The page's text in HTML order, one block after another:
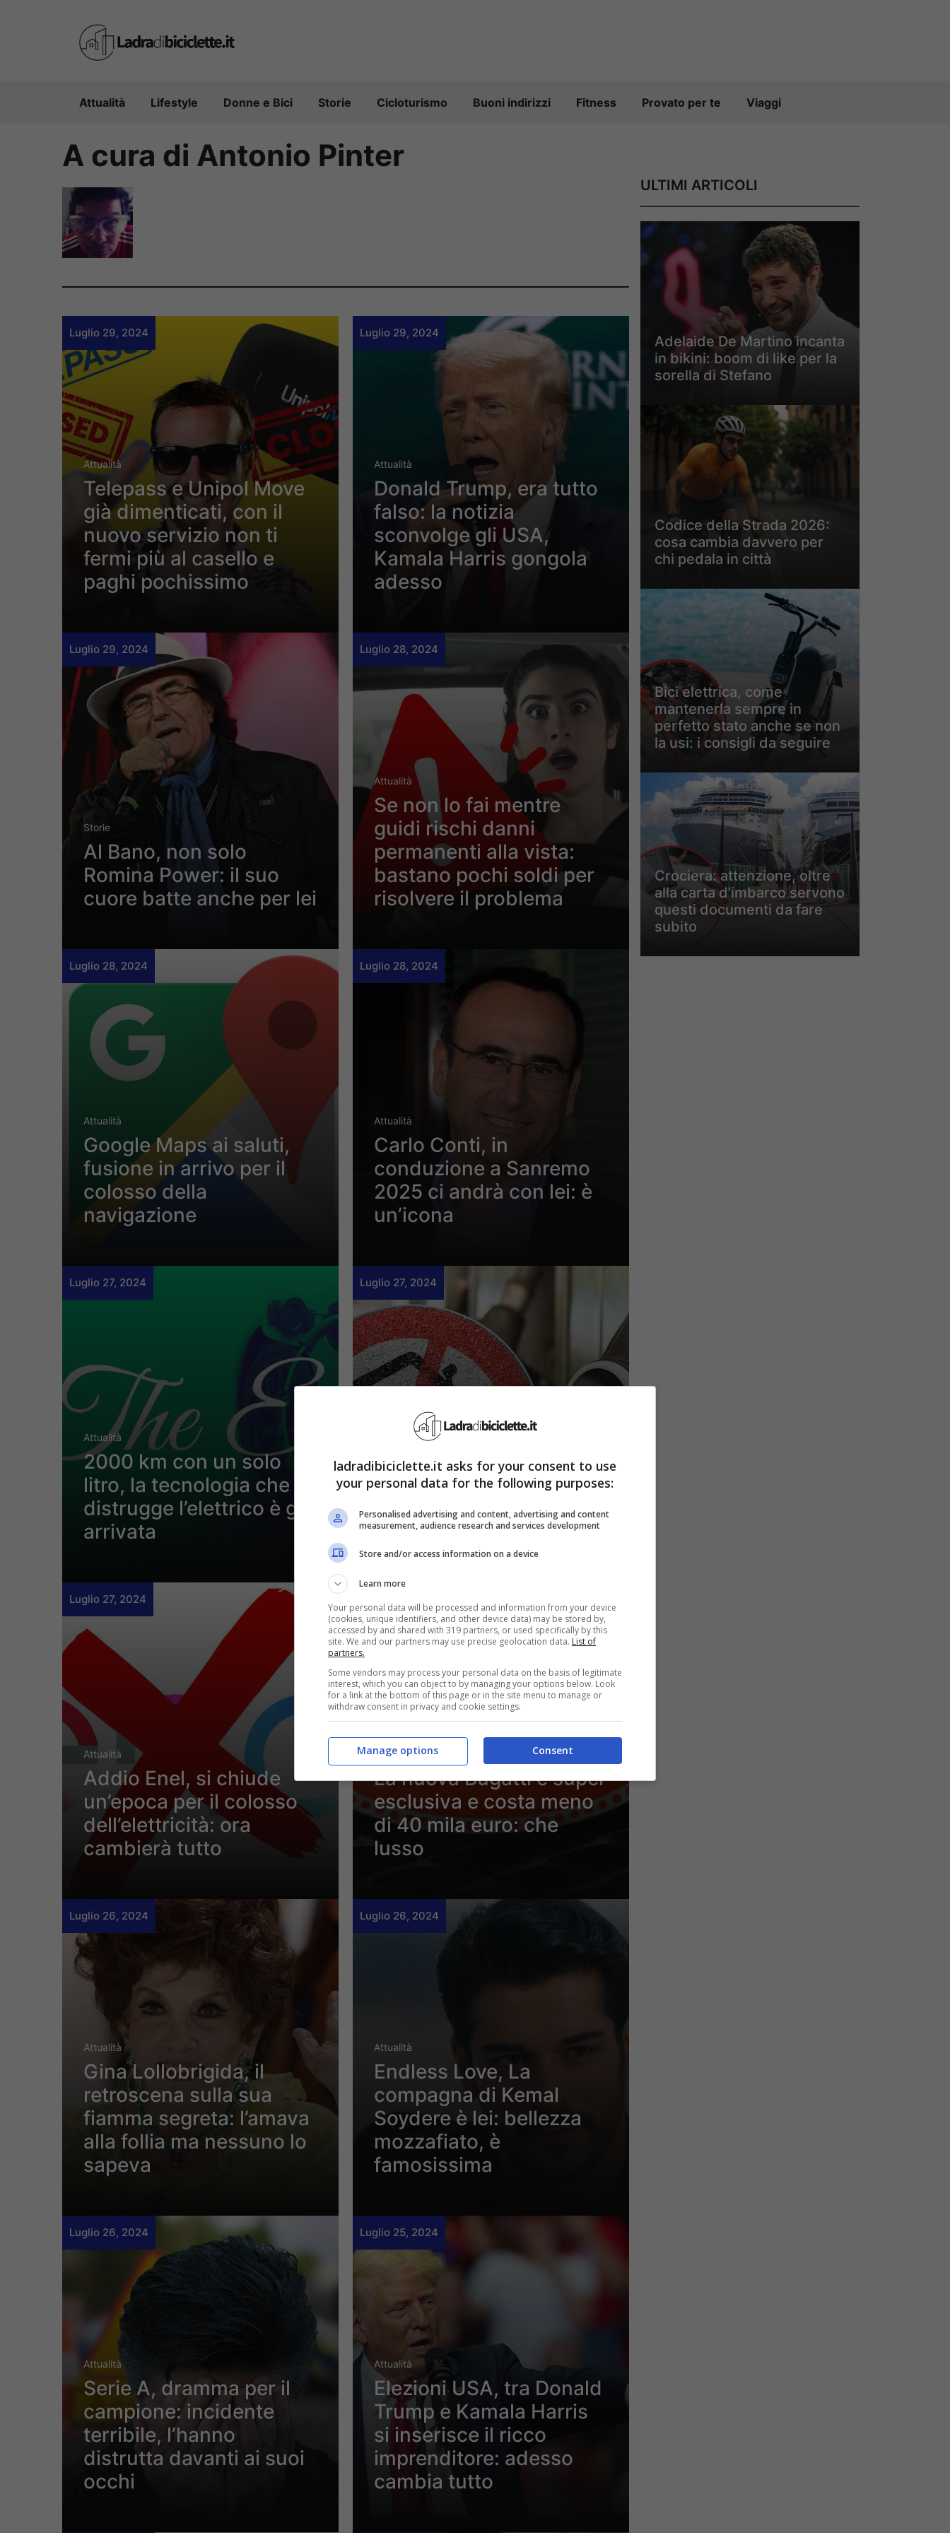
Attualità Lifestyle Donne e Bici Storie Cicloturismo Buoni indirizzi Fitness Provato per te Viaggi
A cura di Antonio Pinter
Luglio 29, 2024
Attualità
Telepass e Unipol Move
già dimenticati, con il
nuovo servizio non ti
fermi più al casello e
paghi pochissimo
Luglio 29, 2024
Attualità
Donald Trump, era tutto
falso: la notizia
sconvolge gli USA,
Kamala Harris gongola
adesso
Luglio 29, 2024
Storie
Al Bano, non solo
Romina Power: il suo
cuore batte anche per lei
Luglio 28, 2024
Attualità
Se non lo fai mentre
guidi rischi danni
permanenti alla vista:
bastano pochi soldi per
risolvere il problema
Luglio 28, 2024
Attualità
Google Maps ai saluti,
fusione in arrivo per il
colosso della
navigazione
Luglio 28, 2024
Attualità
Carlo Conti, in
conduzione a Sanremo
2025 ci andrà con lei: è
un’icona
Luglio 27, 2024
Attualità
2000 km con un solo
litro, la tecnologia che
distrugge l’elettrico è già
arrivata
Luglio 27, 2024
E’ finita per le auto
diesel, annuncio
ufficiale: non ci saranno
più
Luglio 27, 2024
Attualità
Addio Enel, si chiude
un’epoca per il colosso
dell’elettricità: ora
cambierà tutto
Attualità
La nuova Bugatti è super
esclusiva e costa meno
di 40 mila euro: che
lusso
Luglio 26, 2024
Attualità
Gina Lollobrigida, il
retroscena sulla sua
fiamma segreta: l’amava
alla follia ma nessuno lo
sapeva
Luglio 26, 2024
Attualità
Endless Love, La
compagna di Kemal
Soydere è lei: bellezza
mozzafiato, è
famosissima
Luglio 26, 2024
Attualità
Serie A, dramma per il
campione: incidente
terribile, l’hanno
distrutta davanti ai suoi
occhi
Luglio 25, 2024
Attualità
Elezioni USA, tra Donald
Trump e Kamala Harris
si inserisce il ricco
imprenditore: adesso
cambia tutto
ULTIMI ARTICOLI
Adelaide De Martino incanta
in bikini: boom di like per la
sorella di Stefano
Codice della Strada 2026:
cosa cambia davvero per
chi pedala in città
Bici elettrica, come
mantenerla sempre in
perfetto stato anche se non
la usi: i consigli da seguire
Crociera: attenzione, oltre
alla carta d’imbarco servono
questi documenti da fare
subito
ladradibiciclette.it asks for your consent to use
your personal data for the following purposes:
Personalised advertising and content, advertising and content
measurement, audience research and services development
Store and/or access information on a device
Learn more
Your personal data will be processed and information from your device
(cookies, unique identifiers, and other device data) may be stored by,
accessed by and shared with 319 partners, or used specifically by this
site. We and our partners may use precise geolocation data. List of
partners.
Some vendors may process your personal data on the basis of legitimate
interest, which you can object to by managing your options below. Look
for a link at the bottom of this page or in the site menu to manage or
withdraw consent in privacy and cookie settings.
Consent
Manage options